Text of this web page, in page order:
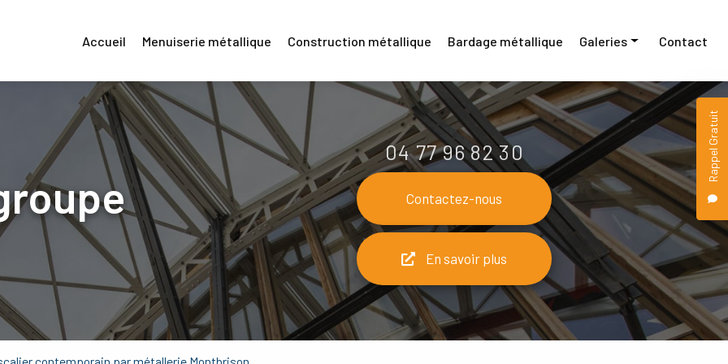
Rappel Gratuit
Accueil Menuiserie métallique Construction métallique Bardage métallique Galeries
Menuiserie métallique
Construction métallique
Bardage métallique
Contact
04 77 96 82 30
Contactez-nous
En savoir plus